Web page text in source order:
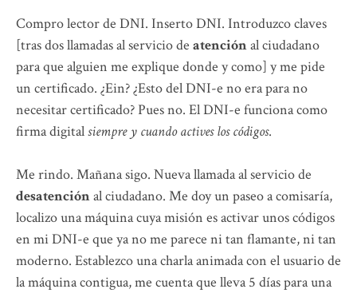
Compro lector de DNI. Inserto DNI. Introduzco claves
[tras dos llamadas al servicio de atenciónal ciudadano
para que alguien me explique donde y como] y me pide
un certificado. ¿Ein? ¿Esto del DNI-e no era para no
necesitar certificado? Pues no. El DNI-e funciona como
firma digitalsiempre y cuando actives los códigos.
Me rindo. Mañana sigo. Nueva llamada al servicio de
desatenciónal ciudadano. Me doy un paseo a comisaría,
localizo una máquina cuya misión es activar unos códigos
en mi DNI-e que ya no me parece ni tan flamante, ni tan
moderno. Establezco una charla animada con el usuario de
la máquina contigua, me cuenta que lleva 5 días para una